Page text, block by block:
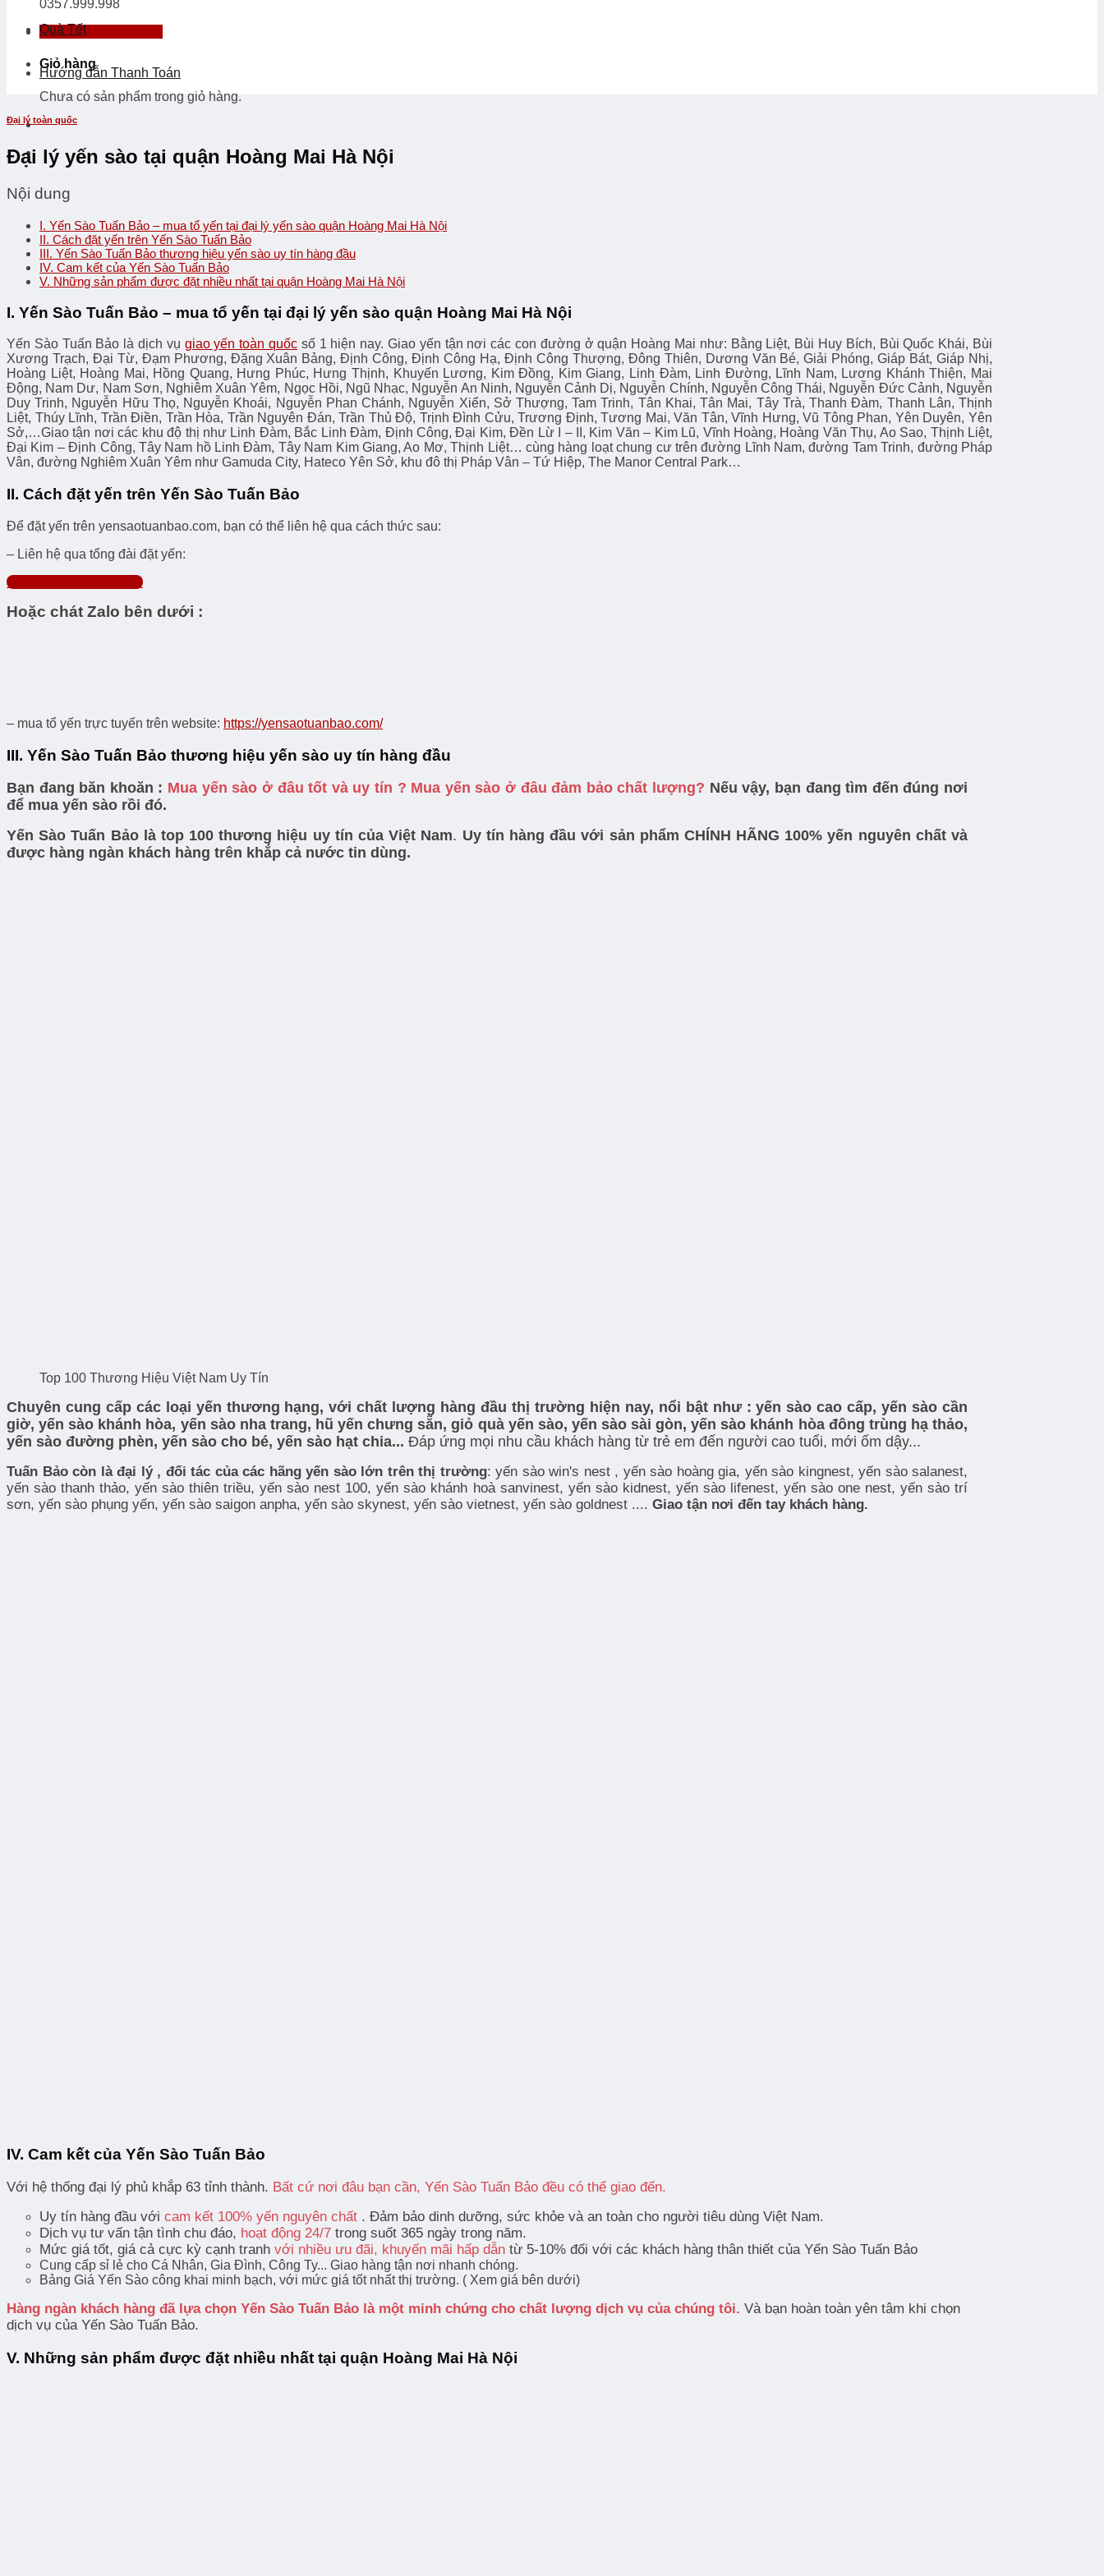
0357.999.998
Đăng nhập / Đăng ký
Giỏ hàng
Chưa có sản phẩm trong giỏ hàng.
Quà Tết
Hướng dẫn Thanh Toán
Đại lý toàn quốc
Đại lý yến sào tại quận Hoàng Mai Hà Nội
Nội dung
I. Yến Sào Tuấn Bảo – mua tổ yến tại đại lý yến sào quận Hoàng Mai Hà Nội
II. Cách đặt yến trên Yến Sào Tuấn Bảo
III. Yến Sào Tuấn Bảo thương hiệu yến sào uy tín hàng đầu
IV. Cam kết của Yến Sào Tuấn Bảo
V. Những sản phẩm được đặt nhiều nhất tại quận Hoàng Mai Hà Nội
I. Yến Sào Tuấn Bảo – mua tổ yến tại đại lý yến sào quận Hoàng Mai Hà Nội
Yến Sào Tuấn Bảo là dịch vụ giao yến toàn quốc số 1 hiện nay. Giao yến tận nơi các con đường ở quận Hoàng Mai như: Bằng Liệt, Bùi Huy Bích, Bùi Quốc Khái, Bùi
Xương Trạch, Đại Từ, Đạm Phương, Đặng Xuân Bảng, Định Công, Định Công Hạ, Định Công Thượng, Đông Thiên, Dương Văn Bé, Giải Phóng, Giáp Bát, Giáp Nhị,
Hoàng Liệt, Hoàng Mai, Hồng Quang, Hưng Phúc, Hưng Thịnh, Khuyến Lương, Kim Đồng, Kim Giang, Linh Đàm, Linh Đường, Lĩnh Nam, Lương Khánh Thiện, Mai
Động, Nam Dư, Nam Sơn, Nghiêm Xuân Yêm, Ngọc Hồi, Ngũ Nhạc, Nguyễn An Ninh, Nguyễn Cảnh Dị, Nguyễn Chính, Nguyễn Công Thái, Nguyễn Đức Cảnh, Nguyễn
Duy Trinh, Nguyễn Hữu Thọ, Nguyễn Khoái, Nguyễn Phan Chánh, Nguyễn Xiển, Sở Thượng, Tam Trinh, Tân Khai, Tân Mai, Tây Trà, Thanh Đàm, Thanh Lân, Thịnh
Liệt, Thúy Lĩnh, Trần Điền, Trần Hòa, Trần Nguyên Đán, Trần Thủ Độ, Trịnh Đình Cửu, Trương Định, Tương Mai, Văn Tân, Vĩnh Hưng, Vũ Tông Phan, Yên Duyên, Yên
Sở,…Giao tận nơi các khu độ thị như Linh Đàm, Bắc Linh Đàm, Định Công, Đại Kim, Đền Lừ I – II, Kim Văn – Kim Lũ, Vĩnh Hoàng, Hoàng Văn Thụ, Ao Sao, Thịnh Liệt,
Đại Kim – Định Công, Tây Nam hồ Linh Đàm, Tây Nam Kim Giang, Ao Mơ, Thịnh Liệt… cùng hàng loạt chung cư trên đường Lĩnh Nam, đường Tam Trinh, đường Pháp
Vân, đường Nghiêm Xuân Yêm như Gamuda City, Hateco Yên Sở, khu đô thị Pháp Vân – Tứ Hiệp, The Manor Central Park…
II. Cách đặt yến trên Yến Sào Tuấn Bảo
Để đặt yến trên yensaotuanbao.com, bạn có thể liên hệ qua cách thức sau:
– Liên hệ qua tổng đài đặt yến:
Gọi ngay 0357.999.998
Hoặc chát Zalo bên dưới :
– mua tổ yến trực tuyến trên website: https://yensaotuanbao.com/
III. Yến Sào Tuấn Bảo thương hiệu yến sào uy tín hàng đầu
Bạn đang băn khoăn : Mua yến sào ở đâu tốt và uy tín ? Mua yến sào ở đâu đảm bảo chất lượng? Nếu vậy, bạn đang tìm đến đúng nơi
để mua yến sào rồi đó.
Yến Sào Tuấn Bảo là top 100 thương hiệu uy tín của Việt Nam. Uy tín hàng đầu với sản phẩm CHÍNH HÃNG 100% yến nguyên chất và
được hàng ngàn khách hàng trên khắp cả nước tin dùng.
Top 100 Thương Hiệu Việt Nam Uy Tín
Chuyên cung cấp các loại yến thương hạng, với chất lượng hàng đầu thị trường hiện nay, nổi bật như : yến sào cao cấp, yến sào cần
giờ, yến sào khánh hòa, yến sào nha trang, hũ yến chưng sẵn, giỏ quà yến sào, yến sào sài gòn, yến sào khánh hòa đông trùng hạ thảo,
yến sào đường phèn, yến sào cho bé, yến sào hạt chia... Đáp ứng mọi nhu cầu khách hàng từ trẻ em đến người cao tuổi, mới ốm dậy...
Tuấn Bảo còn là đại lý , đối tác của các hãng yến sào lớn trên thị trường: yến sào win's nest , yến sào hoàng gia, yến sào kingnest, yến sào salanest,
yến sào thanh thảo, yến sào thiên triều, yến sào nest 100, yến sào khánh hoà sanvinest, yến sào kidnest, yến sào lifenest, yến sào one nest, yến sào trí
sơn, yến sào phụng yến, yến sào saigon anpha, yến sào skynest, yến sào vietnest, yến sào goldnest .... Giao tận nơi đến tay khách hàng.
IV. Cam kết của Yến Sào Tuấn Bảo
Với hệ thống đại lý phủ khắp 63 tỉnh thành. Bất cứ nơi đâu bạn cần, Yến Sào Tuấn Bảo đều có thể giao đến.
Uy tín hàng đầu với cam kết 100% yến nguyên chất . Đảm bảo dinh dưỡng, sức khỏe và an toàn cho người tiêu dùng Việt Nam.
Dịch vụ tư vấn tận tình chu đáo, hoạt động 24/7 trong suốt 365 ngày trong năm.
Mức giá tốt, giá cả cực kỳ cạnh tranh với nhiều ưu đãi, khuyến mãi hấp dẫn từ 5-10% đối với các khách hàng thân thiết của Yến Sào Tuấn Bảo
Cung cấp sỉ lẻ cho Cá Nhân, Gia Đình, Công Ty... Giao hàng tận nơi nhanh chóng.
Bảng Giá Yến Sào công khai minh bạch, với mức giá tốt nhất thị trường. ( Xem giá bên dưới)
Hàng ngàn khách hàng đã lựa chọn Yến Sào Tuấn Bảo là một minh chứng cho chất lượng dịch vụ của chúng tôi. Và bạn hoàn toàn yên tâm khi chọn
dịch vụ của Yến Sào Tuấn Bảo.
V. Những sản phẩm được đặt nhiều nhất tại quận Hoàng Mai Hà Nội